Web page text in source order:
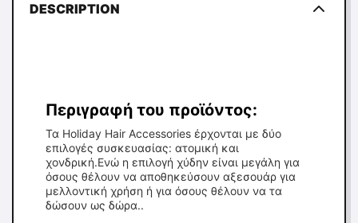
DESCRIPTION
Περιγραφή του προϊόντος:
Τα Holiday Hair Accessories έρχονται με δύο
επιλογές συσκευασίας: ατομική και
χονδρική.Ενώ η επιλογή χύδην είναι μεγάλη για
όσους θέλουν να αποθηκεύσουν αξεσουάρ για
μελλοντική χρήση ή για όσους θέλουν να τα
δώσουν ως δώρα..